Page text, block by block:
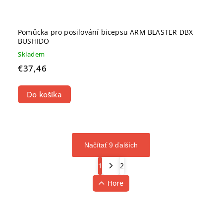
Pomůcka pro posilování bicepsu ARM BLASTER DBX
BUSHIDO
Skladem
€37,46
Do košíka
Načítať 9 ďalších
1
2
Hore